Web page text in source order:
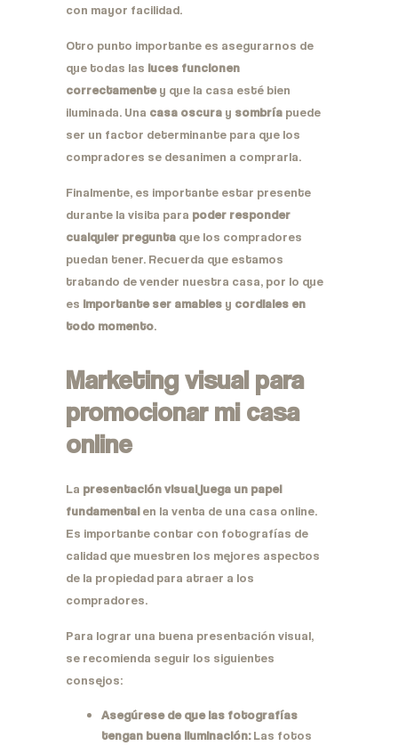
con mayor facilidad.
Otro punto importante es asegurarnos de
que todas las luces funcionen
correctamentey que la casa esté bien
iluminada. Una casa oscura y sombría puede
ser un factor determinante para que los
compradores se desanimen a comprarla.
Finalmente, es importante estar presente
durante la visita para poder responder
cualquier pregunta que los compradores
puedan tener. Recuerda que estamos
tratando de vender nuestra casa, por lo que
es importante ser amables y cordiales en
todo momento.
Marketing visual para
promocionar mi casa
online
La presentación visual juega un papel
fundamentalen la venta de una casa online.
Es importante contar con fotografías de
calidad que muestren los mejores aspectos
de la propiedad para atraer a los
compradores.
Para lograr una buena presentación visual,
se recomienda seguir los siguientes
consejos:
Asegúrese de que las fotografías
tengan buena iluminación:Las fotos